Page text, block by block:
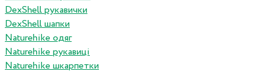
DexShell рукавички
DexShell шапки
Naturehike одяг
Naturehike рукавиці
Naturehike шкарпетки